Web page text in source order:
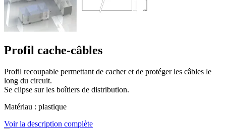
Profil cache-câbles
Profil recoupable permettant de cacher et de protéger les câbles le
long du circuit.
Se clipse sur les boîtiers de distribution.
Matériau : plastique
Voir la description complète